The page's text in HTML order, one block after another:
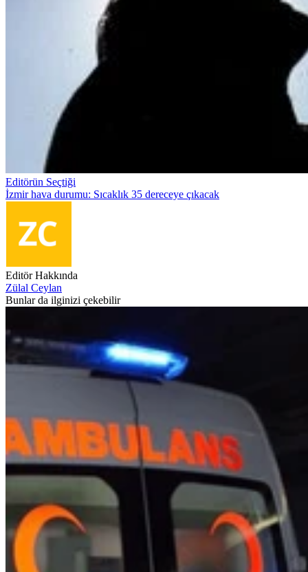
Editörün Seçtiği
İzmir hava durumu: Sıcaklık 35 dereceye çıkacak
Editör Hakkında
Zülal Ceylan
Bunlar da ilginizi çekebilir